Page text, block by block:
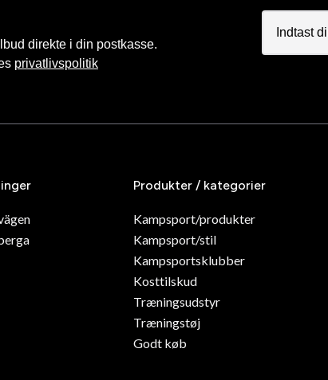
direkte i din postkasse.
privatlivspolitik
Produkter / kategorier
Kampsport/produkter
Kampsport/stil
Kampsportsklubber
Kosttilskud
Træningsudstyr
Træningstøj
Godt køb